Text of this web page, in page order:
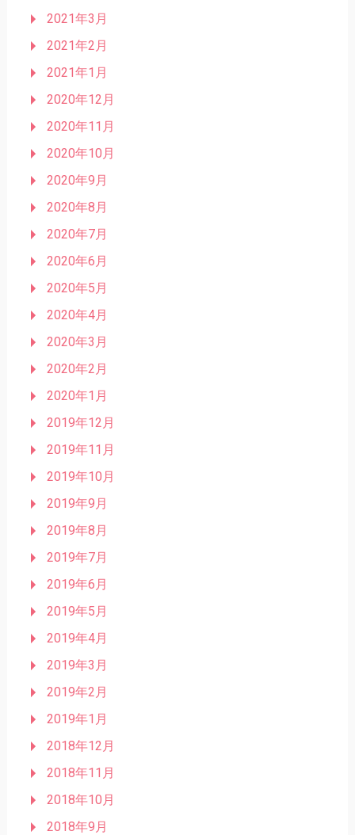
2021年3月
2021年2月
2021年1月
2020年12月
2020年11月
2020年10月
2020年9月
2020年8月
2020年7月
2020年6月
2020年5月
2020年4月
2020年3月
2020年2月
2020年1月
2019年12月
2019年11月
2019年10月
2019年9月
2019年8月
2019年7月
2019年6月
2019年5月
2019年4月
2019年3月
2019年2月
2019年1月
2018年12月
2018年11月
2018年10月
2018年9月